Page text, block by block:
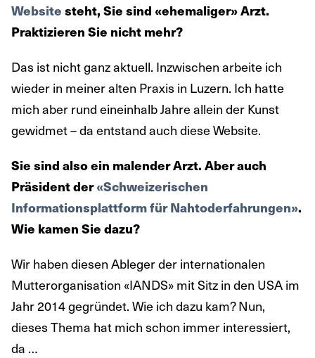
Website steht, Sie sind «ehemaliger» Arzt.
Praktizieren Sie nicht mehr?
Das ist nicht ganz aktuell. Inzwischen arbeite ich
wieder in meiner alten Praxis in Luzern. Ich hatte
mich aber rund eineinhalb Jahre allein der Kunst
gewidmet – da entstand auch diese Website.
Sie sind also ein malender Arzt. Aber auch
Präsident der«Schweizerischen
Informationsplattform für Nahtoderfahrungen».
Wie kamen Sie dazu?
Wir haben diesen Ableger der internationalen
Mutterorganisation «IANDS» mit Sitz in den USA im
Jahr 2014 gegründet. Wie ich dazu kam? Nun,
dieses Thema hat mich schon immer interessiert,
da …